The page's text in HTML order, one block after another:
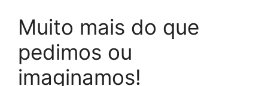
Muito mais do que
pedimos ou
imaginamos!